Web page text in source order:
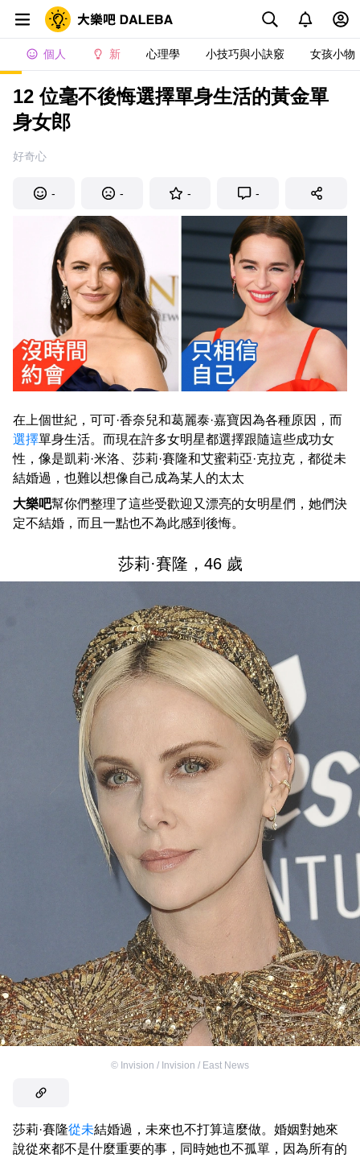
個人 新 心理學 小技巧與小訣竅 女孩小物
12 位毫不後悔選擇單身生活的黃金單
身女郎
好奇心
- - - -
在上個世紀，可可·香奈兒和葛麗泰·嘉寶因為各種原因，而
選擇單身生活。而現在許多女明星都選擇跟隨這些成功女
性，像是凱莉·米洛、莎莉·賽隆和艾蜜莉亞·克拉克，都從未
結婚過，也難以想像自己成為某人的太太
大樂吧幫你們整理了這些受歡迎又漂亮的女明星們，她們決
定不結婚，而且一點也不為此感到後悔。
莎莉·賽隆，46 歲
© Invision / Invision / East News
莎莉·賽隆從未結婚過，未來也不打算這麼做。婚姻對她來
說從來都不是什麼重要的事，同時她也不孤單，因為所有的